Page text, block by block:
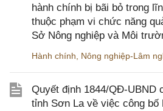
hành chính bị bãi bỏ trong
thuộc phạm vi chức năng
Sở Nông nghiệp và Môi
Hành chính Nông nghiệp-Lâm
Quyết định 1844/QĐ-UBND
tỉnh Sơn La về việc công bố